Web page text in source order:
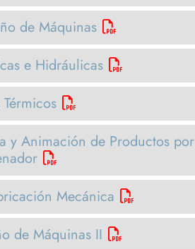
de Máquinas
e Hidráulicas
y Animación de Productos por
Mecánica
de Máquinas II